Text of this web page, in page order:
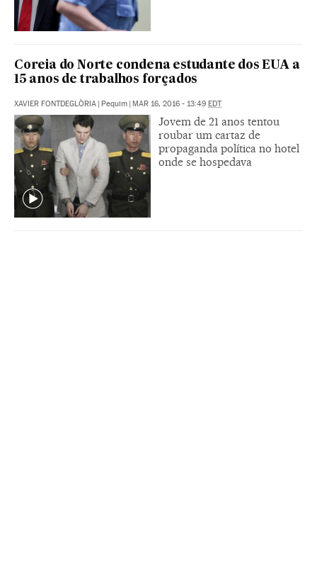
Coreia do Norte condena estudante dos EUA a
15 anos de trabalhos forçados
XAVIER FONTDEGLÒRIA | Pequim | MAR 16, 2016 - 13:49 EDT
Jovem de 21 anos tentou
roubar um cartaz de
propaganda política no hotel
onde se hospedava